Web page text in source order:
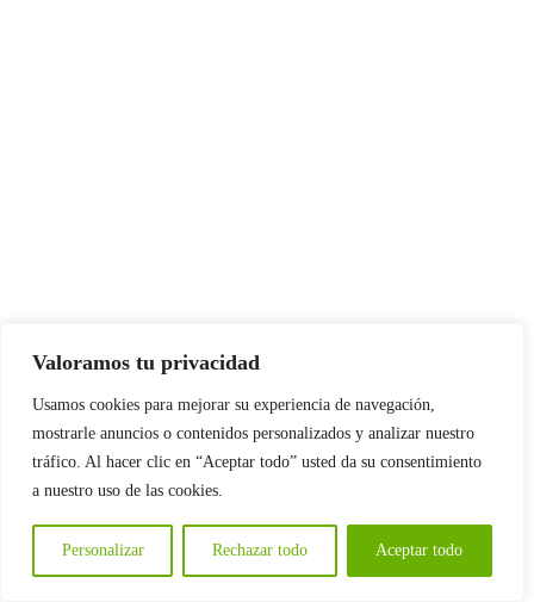
Valoramos tu privacidad
Usamos cookies para mejorar su experiencia de navegación,
mostrarle anuncios o contenidos personalizados y analizar nuestro
tráfico. Al hacer clic en “Aceptar todo” usted da su consentimiento
a nuestro uso de las cookies.
Personalizar Rechazar todo Aceptar todo